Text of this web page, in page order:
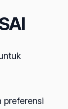
preferensi